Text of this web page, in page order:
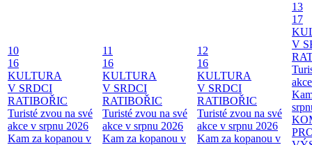
10
16
KULTURA
V SRDCI
RATIBOŘIC
Turisté zvou na své
akce v srpnu 2026
Kam za kopanou v
11
16
KULTURA
V SRDCI
RATIBOŘIC
Turisté zvou na své
akce v srpnu 2026
Kam za kopanou v
12
16
KULTURA
V SRDCI
RATIBOŘIC
Turisté zvou na své
akce v srpnu 2026
Kam za kopanou v
13
17
V